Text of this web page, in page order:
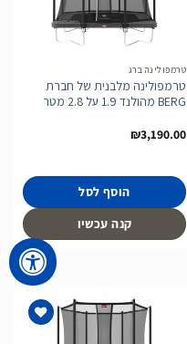
טרמפולינה ברג
טרמפולינה מלבנית של חברת
BERG מהולנד 1.9 על 2.8 מטר
₪3,190.00
הוסף לסל
קנה עכשיו